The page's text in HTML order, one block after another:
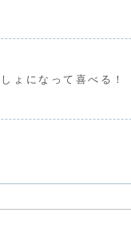
ょになって喜べる！